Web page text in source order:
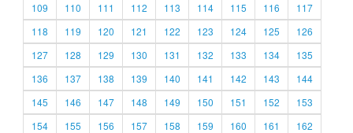
109
110 111 112 113 114 115 116
117
118
119 120 121 122 123 124 125
126
127
128 129 130 131 132 133 134
135
136
137 138 139 140 141 142 143
144
145
146 147 148 149 150 151 152
153
154
155 156 157 158 159 160 161
162